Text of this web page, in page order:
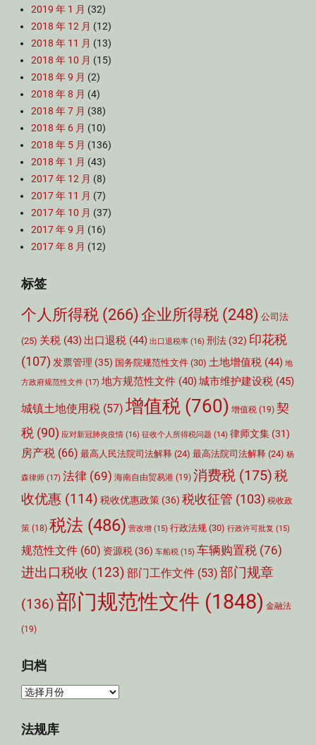
2019 年 1 月 (32)
2018 年 12 月 (12)
2018 年 11 月 (13)
2018 年 10 月 (15)
2018 年 9 月 (2)
2018 年 8 月 (4)
2018 年 7 月 (38)
2018 年 6 月 (10)
2018 年 5 月 (136)
2018 年 1 月 (43)
2017 年 12 月 (8)
2017 年 11 月 (7)
2017 年 10 月 (37)
2017 年 9 月 (16)
2017 年 8 月 (12)
标签
个人所得税 (266) 企业所得税 (248) 公司法
(25) 关税 (43) 出口退税 (44) 出口退税率 (16) 刑法 (32) 印花税
(107) 发票管理 (35) 国务院规范性文件 (30) 土地增值税 (44) 地
方政府规范性文件 (17) 地方规范性文件 (40)城市维护建设税 (45)
城镇土地使用税 (57) 增值税 (760) 增值税 (19) 契
税 (90) 应对新冠肺炎疫情 (16) 征收个人所得税问题 (14) 律师文集 (31)
房产税 (66) 最高人民法院司法解释 (24) 最高法院司法解释 (24) 杨
森律师 (17) 法律 (69) 海南自由贸易港 (19) 消费税 (175)税
收优惠 (114) 税收优惠政策 (36) 税收征管 (103) 税收政
策 (18) 税法 (486) 营改增 (15) 行政法规 (30) 行政许可批复 (15)
规范性文件 (60) 资源税 (36) 车船税 (15) 车辆购置税 (76)
进出口税收 (123) 部门工作文件 (53) 部门规章
(136)部门规范性文件 (1848) 金融法
(19)
归档
归
法规库